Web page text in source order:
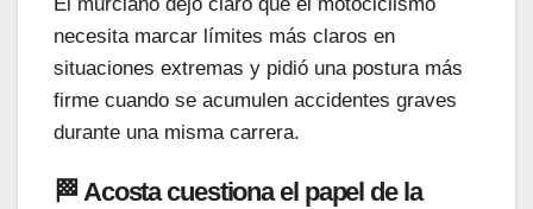
necesita marcar límites más claros en
situaciones extremas y pidió una postura más
firme cuando se acumulen accidentes graves
durante una misma carrera.
🏁 Acosta cuestiona el papel de la